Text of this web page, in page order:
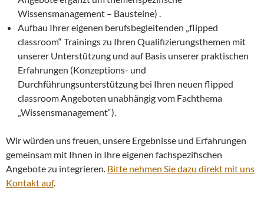
Wissensmanagement – Bausteine) .
Aufbau Ihrer eigenen berufsbegleitenden „flipped
classroom“ Trainings zu Ihren Qualifizierungsthemen mit
unserer Unterstützung und auf Basis unserer praktischen
Erfahrungen (Konzeptions- und
Durchführungsunterstützung bei Ihren neuen flipped
classroom Angeboten unabhängig vom Fachthema
„Wissensmanagement“).
Wir würden uns freuen, unsere Ergebnisse und Erfahrungen
gemeinsam mit Ihnen in Ihre eigenen fachspezifischen
Angebote zu integrieren. Bitte nehmen Sie dazu direkt mit uns
Kontakt auf.